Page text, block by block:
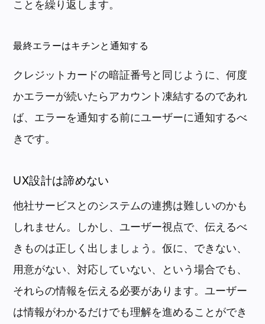
ことを繰り返します。
最終エラーはキチンと通知する
クレジットカードの暗証番号と同じように、何度
かエラーが続いたらアカウント凍結するのであれ
ば、エラーを通知する前にユーザーに通知するべ
きです。
UX設計は諦めない
他社サービスとのシステムの連携は難しいのかも
しれません。しかし、ユーザー視点で、伝えるべ
きものは正しく出しましょう。仮に、できない、
用意がない、対応していない、という場合でも、
それらの情報を伝える必要があります。ユーザー
は情報がわかるだけでも理解を進めることができ